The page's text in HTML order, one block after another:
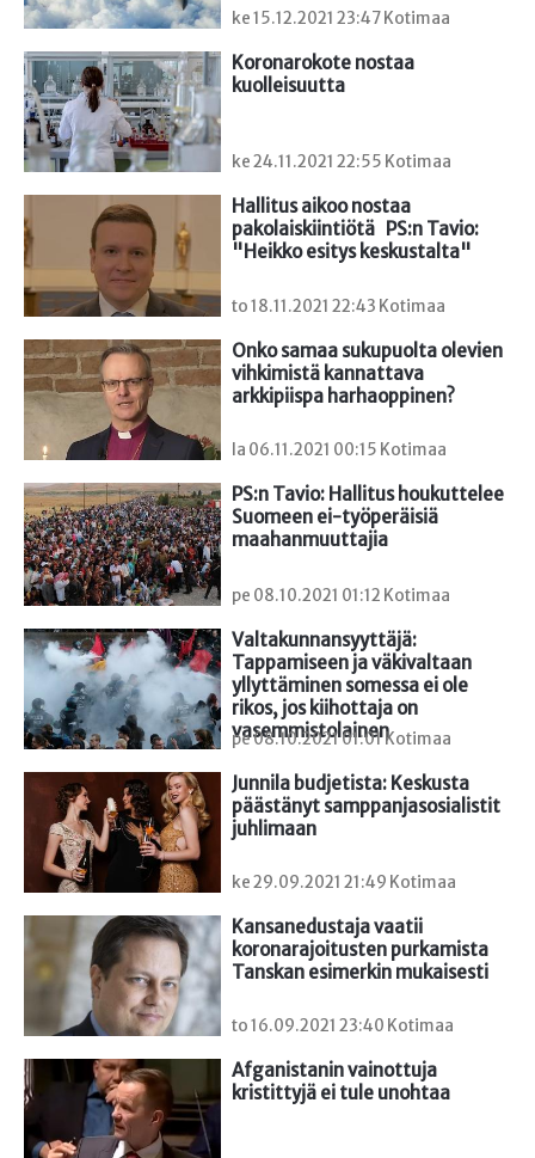
ke 15.12.2021 23:47 Kotimaa
Koronarokote nostaa
kuolleisuutta
ke 24.11.2021 22:55 Kotimaa
Hallitus aikoo nostaa
pakolaiskiintiötä   PS:n Tavio:
"Heikko esitys keskustalta"
to 18.11.2021 22:43 Kotimaa
Onko samaa sukupuolta olevien
vihkimistä kannattava
arkkipiispa harhaoppinen?
la 06.11.2021 00:15 Kotimaa
PS:n Tavio: Hallitus houkuttelee
Suomeen ei-työperäisiä
maahanmuuttajia
pe 08.10.2021 01:12 Kotimaa
Valtakunnansyyttäjä:
Tappamiseen ja väkivaltaan
yllyttäminen somessa ei ole
rikos, jos kiihottaja on
vasemmistolainen
pe 08.10.2021 01:01 Kotimaa
Junnila budjetista: Keskusta
päästänyt samppanjasosialistit
juhlimaan
ke 29.09.2021 21:49 Kotimaa
Kansanedustaja vaatii
koronarajoitusten purkamista
Tanskan esimerkin mukaisesti
to 16.09.2021 23:40 Kotimaa
Afganistanin vainottuja
kristittyjä ei tule unohtaa